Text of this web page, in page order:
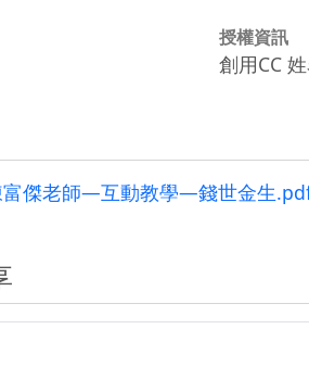
授權資訊
創用CC
富傑老師—互動教學—錢世金生